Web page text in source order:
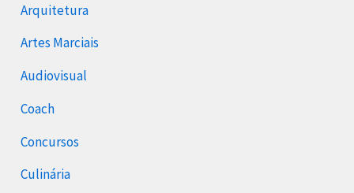
Arquitetura
Artes Marciais
Audiovisual
Coach
Concursos
Culinária